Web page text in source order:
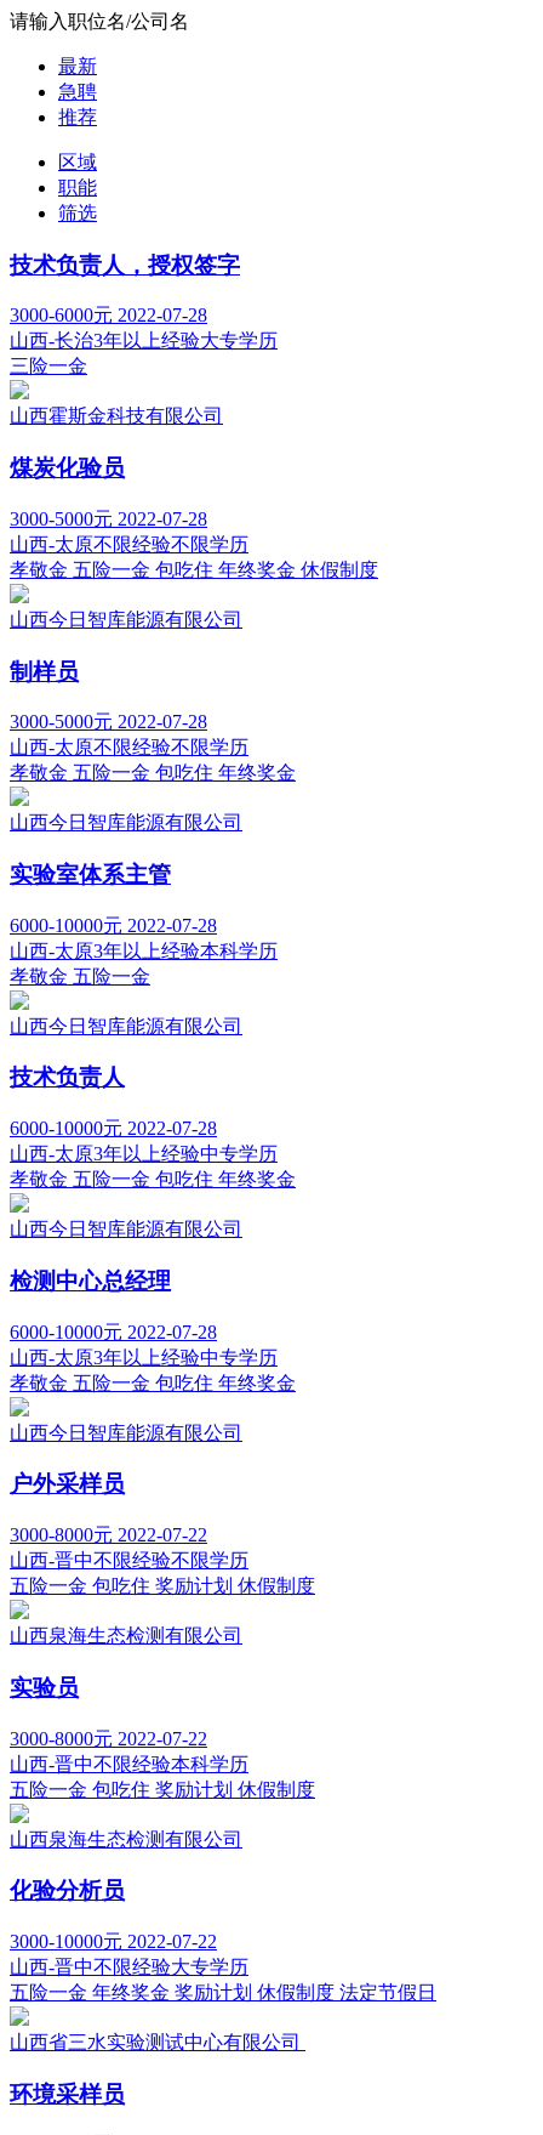
请输入职位名/公司名
最新
急聘
推荐
区域
职能
筛选
技术负责人，授权签字
3000-6000元 2022-07-28
山西-长治3年以上经验大专学历
三险一金
山西霍斯金科技有限公司
煤炭化验员
3000-5000元 2022-07-28
山西-太原不限经验不限学历
孝敬金 五险一金 包吃住 年终奖金 休假制度
山西今日智库能源有限公司
制样员
3000-5000元 2022-07-28
山西-太原不限经验不限学历
孝敬金 五险一金 包吃住 年终奖金
山西今日智库能源有限公司
实验室体系主管
6000-10000元 2022-07-28
山西-太原3年以上经验本科学历
孝敬金 五险一金
山西今日智库能源有限公司
技术负责人
6000-10000元 2022-07-28
山西-太原3年以上经验中专学历
孝敬金 五险一金 包吃住 年终奖金
山西今日智库能源有限公司
检测中心总经理
6000-10000元 2022-07-28
山西-太原3年以上经验中专学历
孝敬金 五险一金 包吃住 年终奖金
山西今日智库能源有限公司
户外采样员
3000-8000元 2022-07-22
山西-晋中不限经验不限学历
五险一金 包吃住 奖励计划 休假制度
山西泉海生态检测有限公司
实验员
3000-8000元 2022-07-22
山西-晋中不限经验本科学历
五险一金 包吃住 奖励计划 休假制度
山西泉海生态检测有限公司
化验分析员
3000-10000元 2022-07-22
山西-晋中不限经验大专学历
五险一金 年终奖金 奖励计划 休假制度 法定节假日
山西省三水实验测试中心有限公司
环境采样员